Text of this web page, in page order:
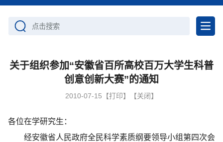
点击搜索
关于组织参加“安徽省百所高校百万大学生科普
创意创新大赛”的通知
2010-07-15 【打印】 【关闭】
各位在学研究生：
经安徽省人民政府全民科学素质纲要领导小组第四次会